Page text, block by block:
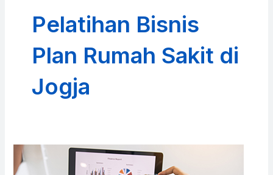
Pelatihan Bisnis
Plan Rumah Sakit di
Jogja